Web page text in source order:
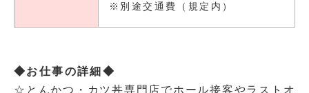
※別途交通費（規定内）
◆お仕事の詳細◆
☆とんかつ・カツ丼専門店でホール接客やラストオ